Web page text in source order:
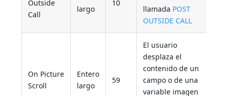
Outside
Call
largo
10
llamada POST
OUTSIDE CALL
On Picture
Scroll
Entero
largo
59
El usuario
desplaza el
contenido de un
campo o de una
variable imagen